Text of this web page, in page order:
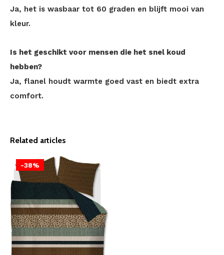
Ja, het is wasbaar tot 60 graden en blijft mooi van
kleur.
Is het geschikt voor mensen die het snel koud
hebben?
Ja, flanel houdt warmte goed vast en biedt extra
comfort.
Related articles
-38%